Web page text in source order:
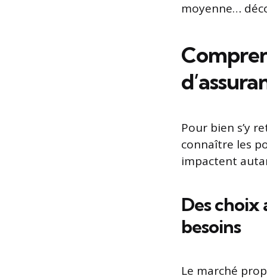
moyenne…
Pour bien s’y
connaître les
impactent
Des choix
besoins
Le marché